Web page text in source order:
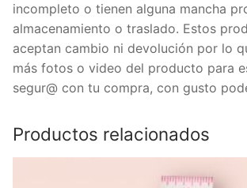
incompleto o tienen alguna mancha
almacenamiento o traslado. Estos
aceptan cambio ni devolución por lo
más fotos o video del producto para
segur@ con tu compra, con gusto
Productos relacionados